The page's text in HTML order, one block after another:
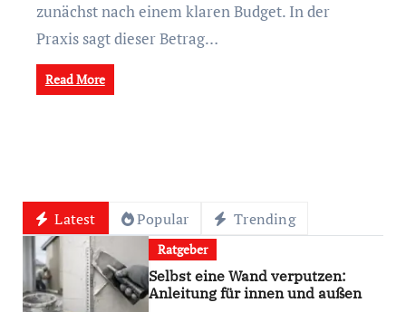
zunächst nach einem klaren Budget. In der
Praxis sagt dieser Betrag…
Read More
Latest Popular Trending
Ratgeber
Selbst eine Wand verputzen:
Anleitung für innen und außen